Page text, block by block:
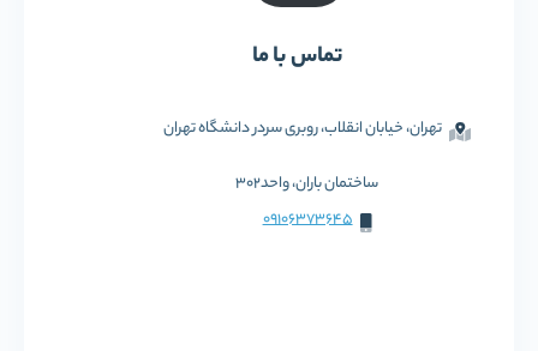
تماس با ما
تهران، خیابان انقلاب، روبری سردر دانشگاه تهران
ساختمان باران، واحد302
09106373645